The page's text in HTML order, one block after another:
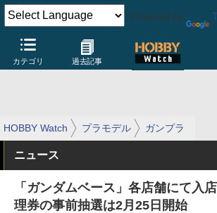
Powered by
カテゴリ 過去記事
HOBBY Watch プラモデル ガンプラ
ニュース
「ガンダムベース」各店舗にて入
理券の事前抽選は2月25日開始